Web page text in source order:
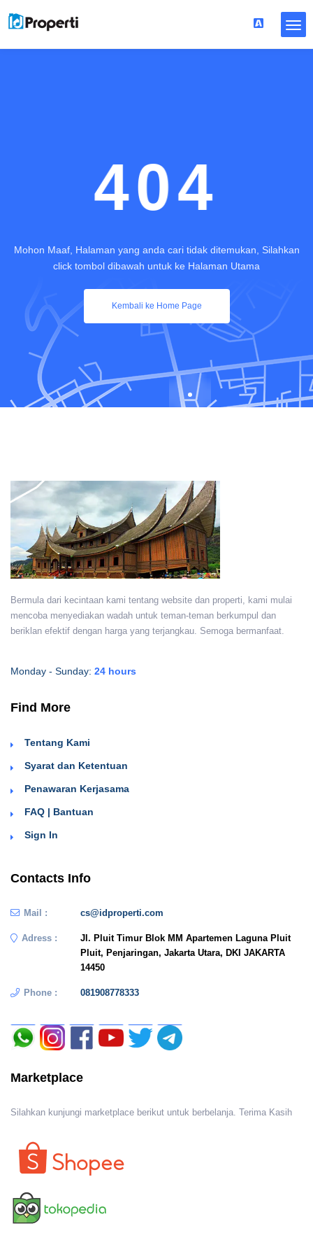
404
Mohon Maaf, Halaman yang anda cari tidak ditemukan, Silahkan
click tombol dibawah untuk ke Halaman Utama
Kembali ke Home Page
Bermula dari kecintaan kami tentang website dan properti, kami mulai
mencoba menyediakan wadah untuk teman-teman berkumpul dan
beriklan efektif dengan harga yang terjangkau. Semoga bermanfaat.
Monday - Sunday: 24 hours
Find More
Tentang Kami
Syarat dan Ketentuan
Penawaran Kerjasama
FAQ | Bantuan
Sign In
Contacts Info
Mail : cs@idproperti.com
Adress :
Jl. Pluit Timur Blok MM Apartemen Laguna Pluit
Pluit, Penjaringan, Jakarta Utara, DKI JAKARTA
14450
Phone : 081908778333
Marketplace
Silahkan kunjungi marketplace berikut untuk berbelanja. Terima Kasih